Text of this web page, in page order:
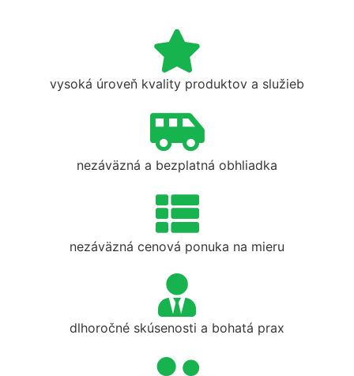
vysoká úroveň kvality produktov a služieb
nezáväzná a bezplatná obhliadka
nezáväzná cenová ponuka na mieru
dlhoročné skúsenosti a bohatá prax